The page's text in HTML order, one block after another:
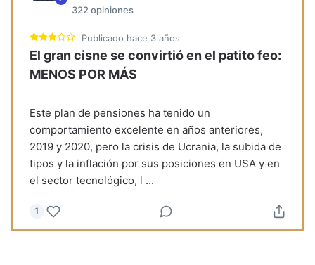
322 opiniones
Publicado hace 3 años
El gran cisne se convirtió en el patito feo:
MENOS POR MÁS
Este plan de pensiones ha tenido un
comportamiento excelente en años anteriores,
2019 y 2020, pero la crisis de Ucrania, la subida de
tipos y la inflación por sus posiciones en USA y en
el sector tecnológico, l ...
1